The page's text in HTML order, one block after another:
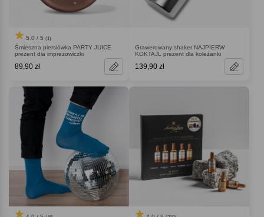
5.0 / 5 (1)
Śmieszna piersiówka PARTY JUICE
prezent dla imprezowiczki
89,90 zł
Grawerowany shaker NAJPIERW
KOKTAJL prezent dla koleżanki
139,90 zł